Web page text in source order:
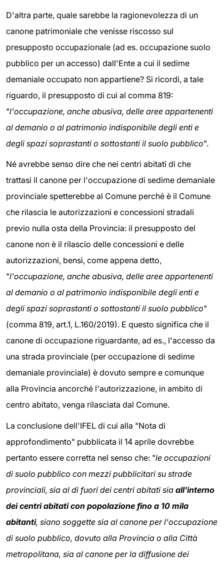
D'altra parte, quale sarebbe la ragionevolezza di un
canone patrimoniale che venisse riscosso sul
presupposto occupazionale (ad es. occupazione suolo
pubblico per un accesso) dall'Ente a cui il sedime
demaniale occupato non appartiene? Si ricordi, a tale
riguardo, il presupposto di cui al comma 819:
"l'occupazione, anche abusiva, delle aree appartenenti
al demanio o al patrimonio indisponibile degli enti e
degli spazi soprastanti o sottostanti il suolo pubblico".
Né avrebbe senso dire che nei centri abitati di che
trattasi il canone per l'occupazione di sedime demaniale
provinciale spetterebbe al Comune perché è il Comune
che rilascia le autorizzazioni e concessioni stradali
previo nulla osta della Provincia: il presupposto del
canone non è il rilascio delle concessioni e delle
autorizzazioni, bensì, come appena detto,
"l'occupazione, anche abusiva, delle aree appartenenti
al demanio o al patrimonio indisponibile degli enti e
degli spazi soprastanti o sottostanti il suolo pubblico"
(comma 819, art.1, L.160/2019). E questo significa che il
canone di occupazione riguardante, ad es., l'accesso da
una strada provinciale (per occupazione di sedime
demaniale provinciale) è dovuto sempre e comunque
alla Provincia ancorché l'autorizzazione, in ambito di
centro abitato, venga rilasciata dal Comune.
La conclusione dell'IFEL di cui alla "Nota di
approfondimento" pubblicata il 14 aprile dovrebbe
pertanto essere corretta nel senso che: "le occupazioni
di suolo pubblico con mezzi pubblicitari su strade
provinciali, sia al di fuori dei centri abitati sia all'interno
dei centri abitati con popolazione fino a 10 mila
abitanti, siano soggette sia al canone per l'occupazione
di suolo pubblico, dovuto alla Provincia o alla Città
metropolitana, sia al canone per la diffusione dei